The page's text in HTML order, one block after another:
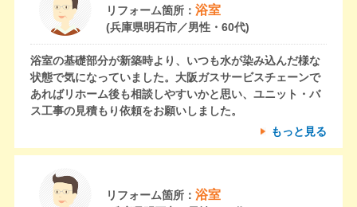
リフォーム箇所： 浴室
(兵庫県明石市／男性・60代)
浴室の基礎部分が新築時より、いつも水が染み込んだ様な
状態で気になっていました。大阪ガスサービスチェーンで
あればリホーム後も相談しやすいかと思い、ユニット・バ
ス工事の見積もり依頼をお願いしました。
もっと見る
リフォーム箇所： 浴室